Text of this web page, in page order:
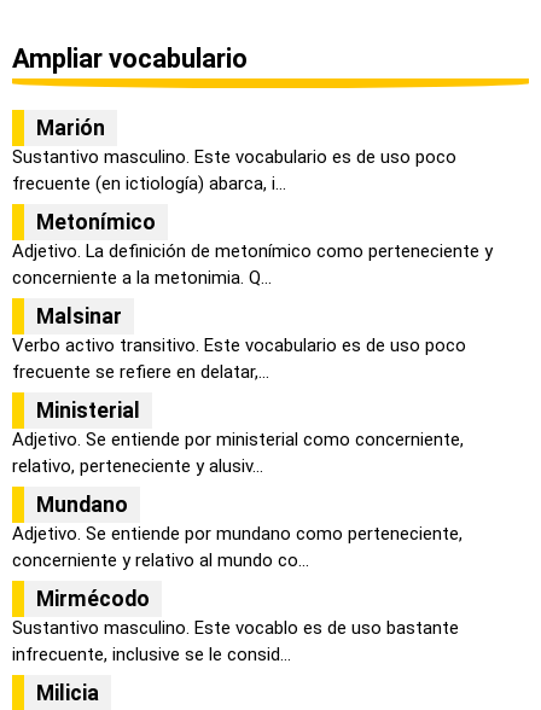
Ampliar vocabulario
Marión
Sustantivo masculino. Este vocabulario es de uso poco
frecuente (en ictiología) abarca, i...
Metonímico
Adjetivo. La definición de metonímico como perteneciente y
concerniente a la metonimia. Q...
Malsinar
Verbo activo transitivo. Este vocabulario es de uso poco
frecuente se refiere en delatar,...
Ministerial
Adjetivo. Se entiende por ministerial como concerniente,
relativo, perteneciente y alusiv...
Mundano
Adjetivo. Se entiende por mundano como perteneciente,
concerniente y relativo al mundo co...
Mirmécodo
Sustantivo masculino. Este vocablo es de uso bastante
infrecuente, inclusive se le consid...
Milicia